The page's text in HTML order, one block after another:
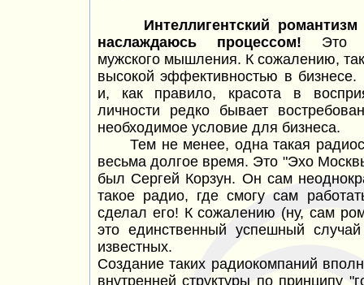
Интеллигентский
наслаждаюсь процессом! Это
мужского мышления. К сожалению,
высокой эффективностью в
и, как правило, красота в
личности редко бывает
необходимое условие для бизнеса.
Тем не менее, одна такая
весьма долгое время. Это "Эхо
был Сергей Корзун. Он сам
такое радио, где смогу сам
сделал его! К сожалению (ну, сам
это единственный успешный
известных.
Создание таких радиокомпаний
внутренней структуры по принципу